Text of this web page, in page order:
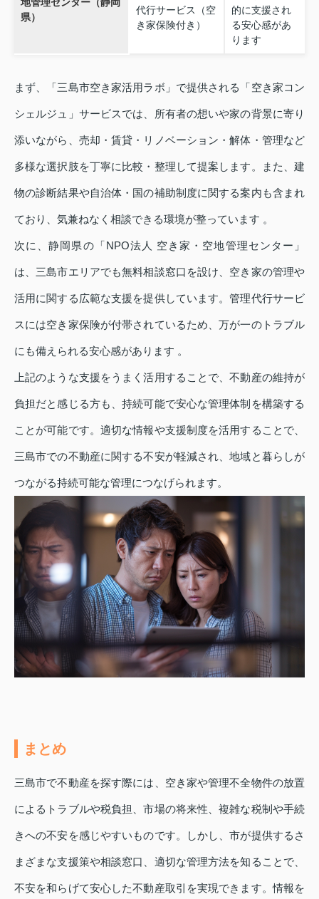
県）
代行サービス（空
き家保険付き）
的に支援され
る安心感があ
ります
まず、「三島市空き家活用ラボ」で提供される「空き家コン
シェルジュ」サービスでは、所有者の想いや家の背景に寄り
添いながら、売却・賃貸・リノベーション・解体・管理など
多様な選択肢を丁寧に比較・整理して提案します。また、建
物の診断結果や自治体・国の補助制度に関する案内も含まれ
ており、気兼ねなく相談できる環境が整っています 。
次に、静岡県の「NPO法人 空き家・空地管理センター」
は、三島市エリアでも無料相談窓口を設け、空き家の管理や
活用に関する広範な支援を提供しています。管理代行サービ
スには空き家保険が付帯されているため、万が一のトラブル
にも備えられる安心感があります 。
上記のような支援をうまく活用することで、不動産の維持が
負担だと感じる方も、持続可能で安心な管理体制を構築する
ことが可能です。適切な情報や支援制度を活用することで、
三島市での不動産に関する不安が軽減され、地域と暮らしが
つながる持続可能な管理につなげられます。
まとめ
三島市で不動産を探す際には、空き家や管理不全物件の放置
によるトラブルや税負担、市場の将来性、複雑な税制や手続
きへの不安を感じやすいものです。しかし、市が提供するさ
まざまな支援策や相談窓口、適切な管理方法を知ることで、
不安を和らげて安心した不動産取引を実現できます。情報を